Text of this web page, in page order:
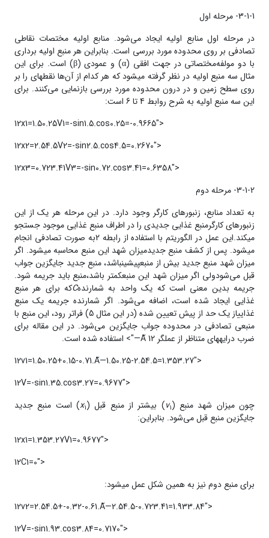
3-1-1- مرحله اول
در مرحله‌ اول منابع اولیه ایجاد می‌شود. منابع اولیه مختصات نقاطی
تصادفی بر روی محدوده­ مورد بررسی است. بنابراین هر منبع اولیه برداری
با دو مولفه‌مختصاتی در جهت افقی (α) و عمودی (β) است. برای این
مثال سه منبع اولیه در نظر گرفته می­شود که هر کدام از آن‌ها نقطه­ای را بر
روی سطح زمین و در درون محدوده‌ مورد بررسی بازنمایی می‌کنند. برای
این سه منبع اولیه به شرح روابط 4 تا 6 است:
12x1=1.50.25V1=-sin1.5.cos0.25=-0.9665">
12x2=2.54.5V2=-sin2.5.cos4.5=0.2670">
12x3=0.723.41V3=-sin0.72.cos3.41=0.6358">
3-1-2- مرحله‌ دوم
به تعداد منابع، زنبور­های کارگر وجود دارد. در این مرحله هر یک از این
زنبور‌های کارگرمنبع غذایی جدیدی را در اطراف منبع غذایی موجود جستجو
می­کند.این عمل در الگوریتم با استفاده از رابطه 2به صورت تصادفی انجام
می­شود. پس از کشف منبع جدیدمیزان شهد این منبع محاسبه می­شود. اگر
میزان شهد منبع جدید بیش از منبعپیشینباشد، منبع جدید جایگزین جواب
قبل می‌شودولی اگر میزان شهد این منبعکمتر باشد،منبع باید جریمه شود.
جریمه بدین معنی است که یک واحد به شمارنده­Cکه برای هر منبع
غذایی ایجاد شده است، اضافه می‌شود. اگر شمارنده­ جریمه­ یک منبع
غذاییاز یک حد از پیش تعیین شده (در این مثال 5) فراتر رود، این منبع با
منبعی تصادفی در محدوده‌ جواب جایگزین می‌شود. در این مقاله برای
ضرب درایه­های متناظر از عملگر 12 Ã—"> استفاده شده است.
12v1=1.50.25+0.15-0.71.Ã—1.50.25-2.54.5=1.353.27">
12V=-sin1.35.cos3.27=0.9677">
چون میزان شهد منبع ( v1­ ) بیشتر از منبع قبل ( x1 ) است منبع جدید
جایگزین منبع قبل می‌شود. بنابراین:
12x1=1.353.27V1=0.9677">
12C1=0">
برای منبع دوم نیز به همین شکل عمل می­شود:
12v2=2.54.5+-0.32-0.61.Ã—2.54.5-0.723.41=1.933.84">
12V=-sin1.93.cos3.84=0.7170">